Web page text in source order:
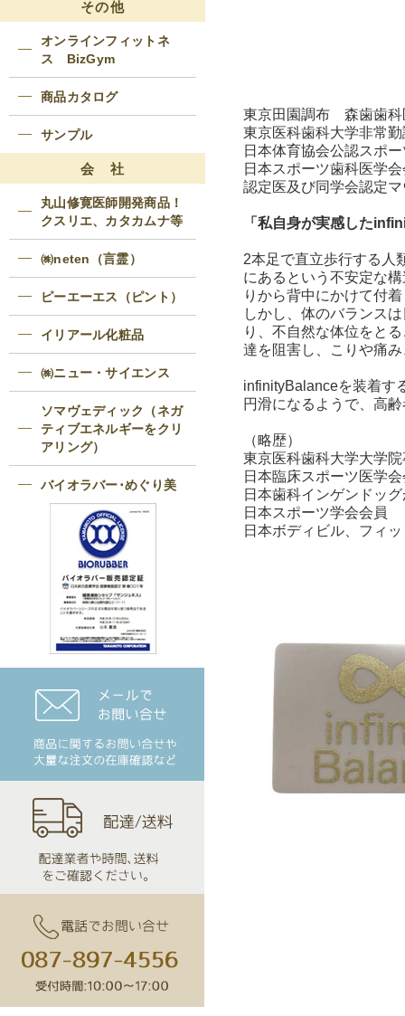
東京田園調布 森歯歯
東京医科歯科大学非常勤
日本体育協会公認スポ
日本スポーツ歯科医学
認定医及び同学会認定
「私自身が実感した
2本足で直立歩行する人
にあるという不安定な
りから背中にかけて付
しかし、体のバランス
り、不自然な体位をと
達を阻害し、こりや痛
infinityBalanceを装着す
円滑になるようで、高
（略歴）
東京医科歯科大学大学院
日本臨床スポーツ医学
日本歯科インゲンドッ
日本スポーツ学会会員
日本ボディビル、フィ
その他
オンラインフィットネ
ス BizGym
商品カタログ
サンプル
会 社
丸山修寛医師開発商品！
クスリエ、カタカムナ等
㈱neten（言霊）
ピーエーエス（ピント）
イリアール化粧品
㈱ニュー・サイエンス
ソマヴェディック（ネガ
ティブエネルギーをクリ
アリング）
バイオラバー･めぐり美